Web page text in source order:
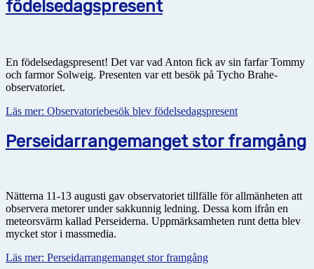
födelsedagspresent
En födelsedagspresent! Det var vad Anton fick av sin farfar Tommy
och farmor Solweig. Presenten var ett besök på Tycho Brahe-
observatoriet.
Läs mer: Observatoriebesök blev födelsedagspresent
Perseidarrangemanget stor framgång
Nätterna 11-13 augusti gav observatoriet tillfälle för allmänheten att
observera metorer under sakkunnig ledning. Dessa kom ifrån en
meteorsvärm kallad Perseiderna. Uppmärksamheten runt detta blev
mycket stor i massmedia.
Läs mer: Perseidarrangemanget stor framgång